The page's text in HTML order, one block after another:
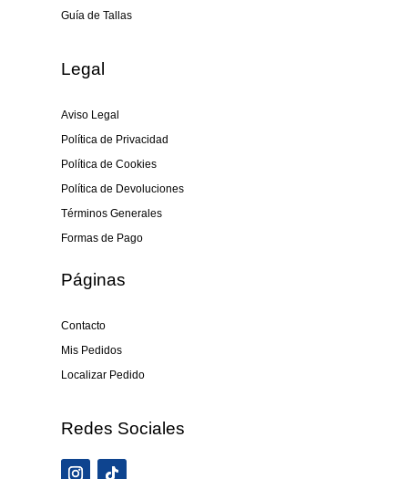
Guía de Tallas
Legal
Aviso Legal
Política de Privacidad
Política de Cookies
Política de Devoluciones
Términos Generales
Formas de Pago
Páginas
Contacto
Mis Pedidos
Localizar Pedido
Redes Sociales